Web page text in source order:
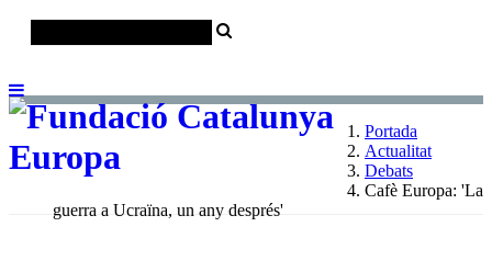
Portada
Actualitat
Debats
Cafè Europa: 'La
guerra a Ucraïna, un any després'